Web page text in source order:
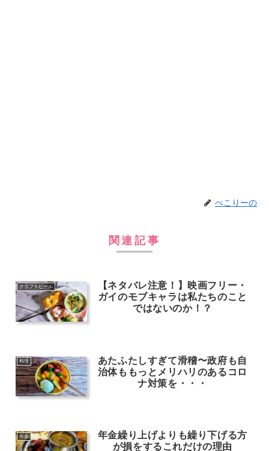
ぺこりーの
関連記事
クラフトビール
【ネタバレ注意！】映画フリー・
ガイのモブキャラは私たちのこと
ではないのか！？
料理
あたふたしすぎて滑稽〜政府も自
治体ももっとメリハリのあるコロ
ナ対策を・・・
年金
年金繰り上げよりも繰り下げる方
が損をするこれだけの理由